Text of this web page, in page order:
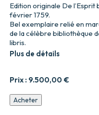
Prix : 9.500,00 €
Edition originale De
février 1759.
Bel exemplaire relié en
de la célèbre bibliothèque
libris.
Plus de détails
quantité
de
Acheter